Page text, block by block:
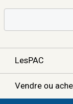
LesPAC
Vendre ou